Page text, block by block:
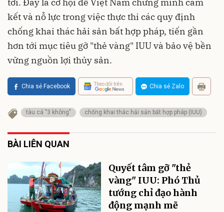
tới. Đây là cơ hội để Việt Nam chứng minh cam
kết và nỗ lực trong việc thực thi các quy định
chống khai thác hải sản bất hợp pháp, tiến gần
hơn tới mục tiêu gỡ "thẻ vàng" IUU và bảo vệ bền
vững nguồn lợi thủy sản.
Chia sẻ Facebook Theo dõi trên Chia sẻ Zalo
tàu cá "3 không" chống khai thác hải sản bất hợp pháp (IUU)
BÀI LIÊN QUAN
Quyết tâm gỡ "thẻ
vàng" IUU: Phó Thủ
tướng chỉ đạo hành
động mạnh mẽ